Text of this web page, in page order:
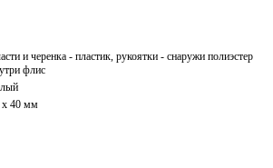
и черенка - пластик, рукоятки - снаружи полиэстер
флис
х 40 мм